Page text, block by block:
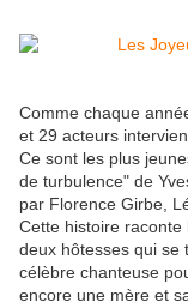
Comme chaque
et 29 acteurs
Ce sont les plus
de turbulence" de
par Florence Girbe,
Cette histoire
deux hôtesses qui se
célèbre chanteuse
encore une mère et